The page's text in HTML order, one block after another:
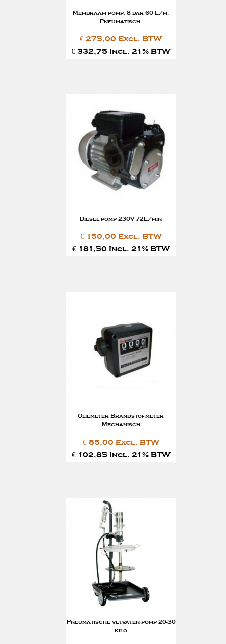
Membraam pomp. 8 bar 60 L/m.
Pneumatisch.
€ 275,00 Excl. BTW
€ 332,75 Incl. 21% BTW
Diesel pomp 230V 72L/min
€ 150,00 Excl. BTW
€ 181,50 Incl. 21% BTW
Oliemeter Brandstofmeter
Mechanisch
€ 85,00 Excl. BTW
€ 102,85 Incl. 21% BTW
Pneumatische vetvaten pomp 20-30
kilo